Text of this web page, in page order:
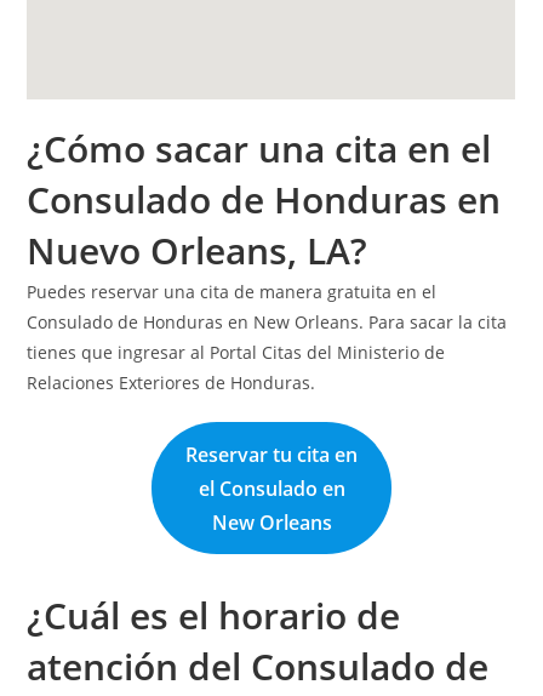
¿Cómo sacar una cita en el
Consulado de Honduras en
Nuevo Orleans, LA?
Puedes reservar una cita de manera gratuita en el
Consulado de Honduras en New Orleans. Para sacar la cita
tienes que ingresar al Portal Citas del Ministerio de
Relaciones Exteriores de Honduras.
Reservar tu cita en
el Consulado en
New Orleans
¿Cuál es el horario de
atención del Consulado de